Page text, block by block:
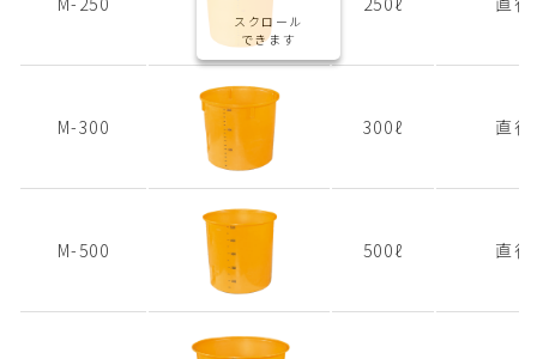
M-300 300ℓ 直
M-500 500ℓ 直
スクロール
できます